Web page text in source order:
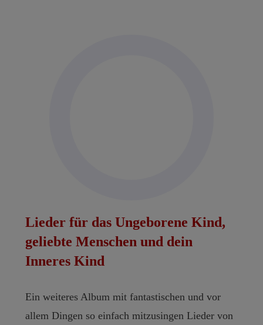
Lieder für das Ungeborene Kind,
geliebte Menschen und dein
Inneres Kind
Ein weiteres Album mit fantastischen und vor
allem Dingen so einfach mitzusingen Lieder von